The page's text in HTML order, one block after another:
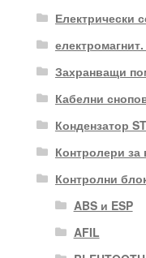
Електрически
Захранващи
Кабелни
Кондензатор
Контролери за
Контролни
ABS и ESP
AFIL